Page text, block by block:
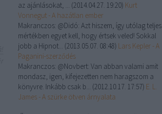
az ajánlásokat, ... (2014.04.27. 19:20) Kurt
Vonnegut - A hazátlan ember
Makranczos: @Didó: Azt hiszem, így utólag teljes
mértékben egyet kell, hogy értsek veled! Sokkal
jobb a Hipnot... (2013.05.07. 08:48) Lars Kepler - A
Paganini-szerződés
Makranczos: @Novbert: Van abban valami amit
mondasz, igen, kifejezetten nem haragszom a
könyvre. Inkább csak b... (2012.10.17. 17:57) E. L.
James - A szürke ötven árnyalata